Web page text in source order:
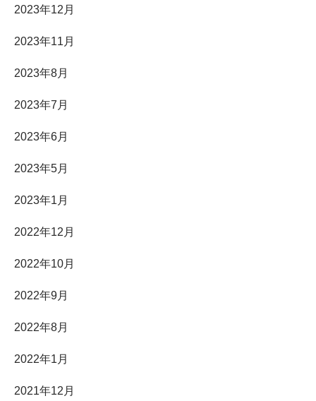
2023年12月
2023年11月
2023年8月
2023年7月
2023年6月
2023年5月
2023年1月
2022年12月
2022年10月
2022年9月
2022年8月
2022年1月
2021年12月